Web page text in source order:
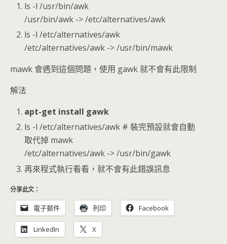
ls -l /usr/bin/awk
/usr/bin/awk -> /etc/alternatives/awk
ls -l /etc/alternatives/awk
/etc/alternatives/awk -> /usr/bin/mawk
mawk 會遇到這個問題，使用 gawk 就不會有此限制
解法
apt-get install gawk
ls -l /etc/alternatives/awk # 裝完預設就會自動
取代掉 mawk
/etc/alternatives/awk -> /usr/bin/gawk
再來程式執行看看，就不會有此錯誤訊息
分享此文：
電子郵件 列印 Facebook
LinkedIn X